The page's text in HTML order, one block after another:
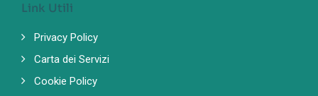
Link Utili
Privacy Policy
Carta dei Servizi
Cookie Policy